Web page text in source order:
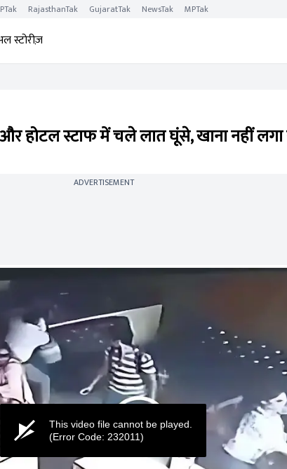
RajasthanTak GujaratTak NewsTak MPTak
स्टोरीज़
होटल स्टाफ में चले लात घूंसे, खाना नहीं लगा
ADVERTISEMENT
This video file cannot be played.
(Error Code: 232011)